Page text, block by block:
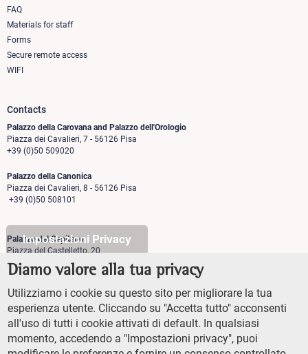
Impostazioni Privacy
Diamo valore alla tua privacy
Utilizziamo i cookie su questo sito per migliorare la tua
esperienza utente. Cliccando su "Accetta tutto" acconsenti
all'uso di tutti i cookie attivati di default. In qualsiasi
momento, accedendo a "Impostazioni privacy", puoi
1
FAQ
Materials for staff
Forms
Secure remote access
WIFI
Contacts
Palazzo della Carovana and Palazzo dell'Orologio
Piazza dei Cavalieri, 7 - 56126 Pisa
+39 (0)50 509020
Palazzo della Canonica
Piazza dei Cavalieri, 8 - 56126 Pisa
+39 (0)50 508101
Palazzo del Capitano
Piazza del Castelletto, 20
56126 Pisa
+39 (0)50 509700
Palazzo Vegni
Via di san Niccolò, 93
50125 Firenze
+39 (0)55 509827